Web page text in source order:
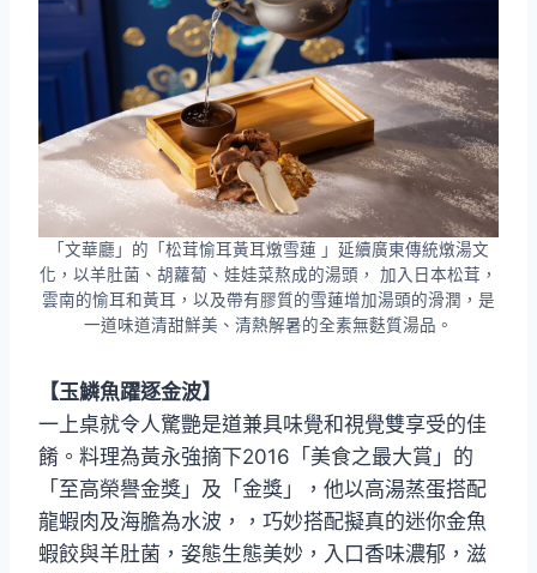
「文華廳」的「松茸愉耳黃耳燉雪蓮 」延續廣東傳統燉湯文
化，以羊肚菌、胡蘿蔔、娃娃菜熬成的湯頭， 加入日本松茸，
雲南的愉耳和黃耳，以及帶有膠質的雪蓮增加湯頭的滑潤，是
一道味道清甜鮮美、清熱解暑的全素無麩質湯品。
【玉鱗魚躍逐金波】
一上桌就令人驚艷是道兼具味覺和視覺雙享受的佳
餚。料理為黃永強摘下2016「美食之最大賞」的
「至高榮譽金獎」及「金獎」，他以高湯蒸蛋搭配
龍蝦肉及海膽為水波，，巧妙搭配擬真的迷你金魚
蝦餃與羊肚菌，姿態生態美妙，入口香味濃郁，滋